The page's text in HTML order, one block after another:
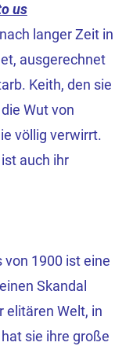
us
langer Zeit in
ausgerechnet
Keith, den sie
Wut von
völlig verwirrt.
auch ihr
von 1900 ist eine
Skandal
elitären Welt, in
sie ihre große